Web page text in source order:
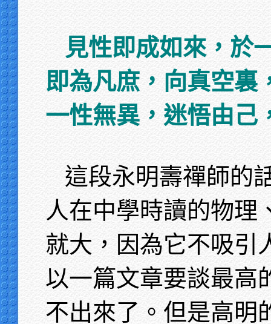
見性即成如來，於
即為凡庶，向真空裏
一性無異，迷悟由己
這段永明壽禪師的
人在中學時讀的物理
就大，因為它不吸引
以一篇文章要談最高
不出來了。但是高明